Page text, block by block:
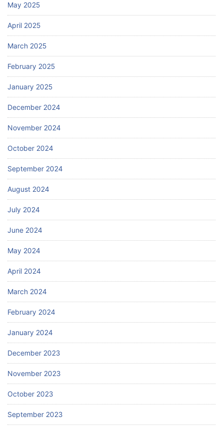
May 2025
April 2025
March 2025
February 2025
January 2025
December 2024
November 2024
October 2024
September 2024
August 2024
July 2024
June 2024
May 2024
April 2024
March 2024
February 2024
January 2024
December 2023
November 2023
October 2023
September 2023